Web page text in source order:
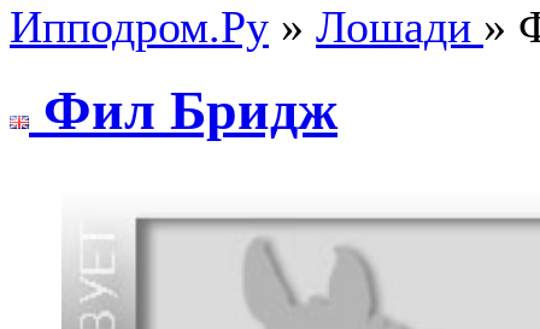
Ипподром.Ру » Лошади »
Фил Бpидж